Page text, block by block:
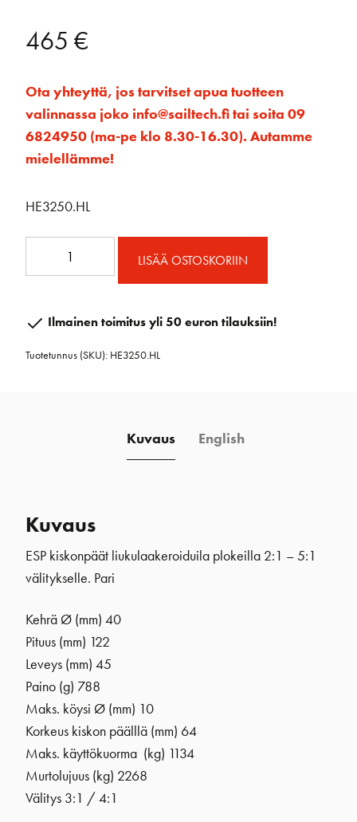
465 €
Ota yhteyttä, jos tarvitset apua tuotteen
valinnassa joko info@sailtech.fi tai soita 09
6824950 (ma-pe klo 8.30-16.30). Autamme
mielellämme!
HE3250.HL
load
tuplaplokilla/
LISÄÄ OSTOSKORIIN
Ilmainen toimitus yli 50 euron tilauksiin!
Tuotetunnus (SKU): HE3250.HL
Kuvaus English
Kuvaus
ESP kiskonpäät liukulaakeroiduila plokeilla 2:1 – 5:1
välitykselle. Pari
Kehrä Ø (mm) 40
Pituus (mm) 122
Leveys (mm) 45
Paino (g) 788
Maks. köysi Ø (mm) 10
Korkeus kiskon päälllä (mm) 64
Maks. käyttökuorma (kg) 1134
Murtolujuus (kg) 2268
Välitys 3:1 / 4:1